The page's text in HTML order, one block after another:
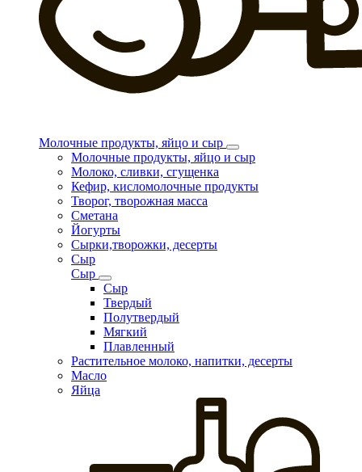
Молочные продукты, яйцо и сыр
Молочные продукты, яйцо и сыр
Молоко, сливки, сгущенка
Кефир, кисломолочные продукты
Творог, творожная масса
Сметана
Йогурты
Сырки,творожки, десерты
Сыр
Сыр
Сыр
Твердый
Полутвердый
Мягкий
Плавленный
Растительное молоко, напитки, десерты
Масло
Яйца